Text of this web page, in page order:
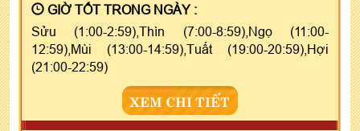
GIỜ TỐT TRONG NGÀY :
Sửu (1:00-2:59),Thìn (7:00-8:59),Ngọ (11:00-
12:59),Mùi (13:00-14:59),Tuất (19:00-20:59),Hợi
(21:00-22:59)
XEM CHI TIẾT